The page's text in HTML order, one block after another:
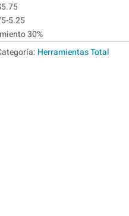
5.25
30%
Herramientas Total